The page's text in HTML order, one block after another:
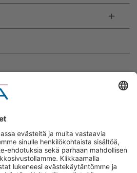
+
– lisäravinteiden ja
osaaja